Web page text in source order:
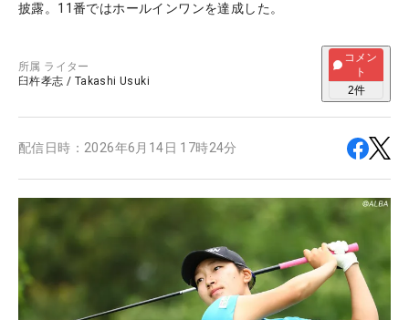
披露。11番ではホールインワンを達成した。
所属 ライター
臼杵孝志 / Takashi Usuki
コメン
ト
2件
配信日時： 2026年6月14日 17時24分